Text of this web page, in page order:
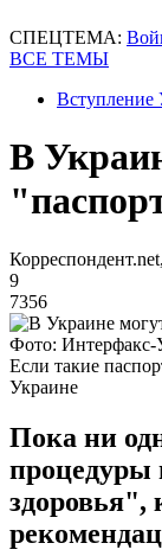
СПЕЦТЕМА:
ВСЕ ТЕМЫ
В
9
7356
Фото: Интерфакс-
Если такие
Украине
Пока ни
процедуры
здоровья",